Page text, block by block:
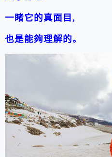
一睹它的真面目,
也是能夠理解的。